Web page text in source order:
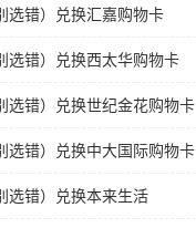
选错）兑换汇嘉购物卡
选错）兑换西太华购物卡
选错）兑换世纪金花购物卡
选错）兑换中大国际购物卡
选错）兑换本来生活